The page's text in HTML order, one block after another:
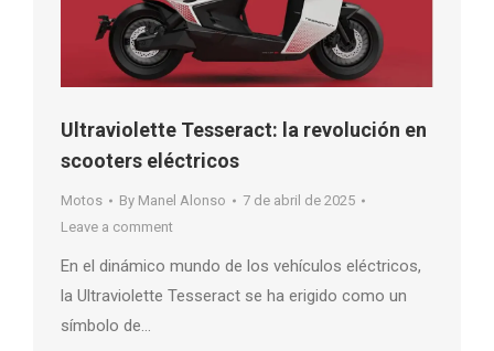
Ultraviolette Tesseract: la revolución en
scooters eléctricos
Motos By Manel Alonso
7 de abril de 2025
Leave a comment
En el dinámico mundo de los vehículos eléctricos,
la Ultraviolette Tesseract se ha erigido como un
símbolo de…